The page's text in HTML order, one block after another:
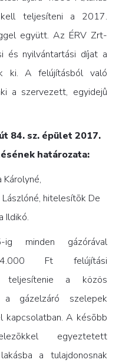
teljesíteni a 2017.
együtt. Az ÉRV Zrt-
és nyilvántartási díjat a
ki. A felújításból való
a szervezett, egyidejû
84. sz. épület 2017.
határozata:
hitelesítõk De
Ildikó.
minden gázórával
Ft felújítási
teljesítenie a közös
gázelzáró szelepek
kapcsolatban. A késõbb
egyeztetett
a tulajdonosnak